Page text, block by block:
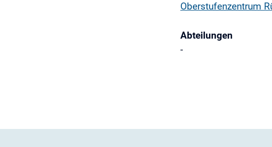
Oberstufenzentrum
Abteilungen
-